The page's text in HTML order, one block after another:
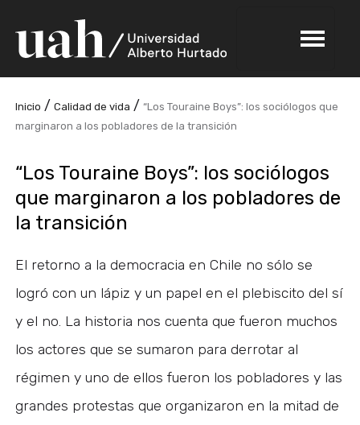
Inicio /Calidad de vida /“Los Touraine Boys”: los sociólogos que
marginaron a los pobladores de la transición
“Los Touraine Boys”: los sociólogos
que marginaron a los pobladores de
la transición
El retorno a la democracia en Chile no sólo se
logró con un lápiz y un papel en el plebiscito del sí
y el no. La historia nos cuenta que fueron muchos
los actores que se sumaron para derrotar al
régimen y uno de ellos fueron los pobladores y las
grandes protestas que organizaron en la mitad de